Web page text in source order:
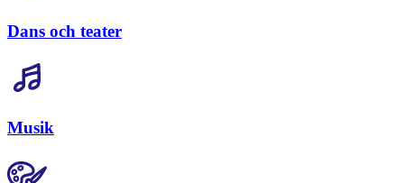
Dans och teater
Musik